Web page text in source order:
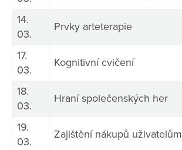
14.
03.
Prvky arteterapie
17.
03.
Kognitivní cvičení
18.
03.
Hraní společenských her
19.
03.
Zajištění nákupů uživatelům